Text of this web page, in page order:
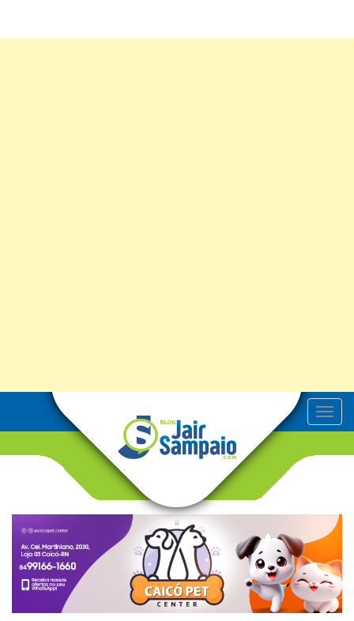
T
o
v
g
t
i
o
n